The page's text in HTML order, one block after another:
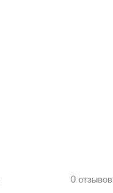
0 отзывов